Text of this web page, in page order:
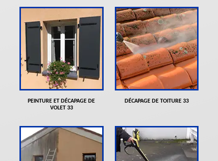
PEINTURE ET DÉCAPAGE DE
VOLET 33
DÉCAPAGE DE TOITURE 33